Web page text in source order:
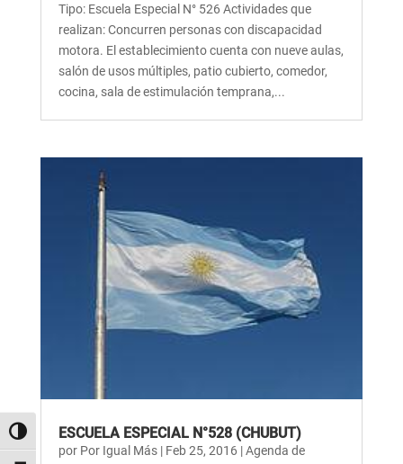
Alternar alto contraste
Tipo: Escuela Especial N° 526 Actividades que
realizan: Concurren personas con discapacidad
motora. El establecimiento cuenta con nueve aulas,
salón de usos múltiples, patio cubierto, comedor,
cocina, sala de estimulación temprana,...
ESCUELA ESPECIAL N°528 (CHUBUT)
por Por Igual Más| Feb 25, 2016 |Agenda de